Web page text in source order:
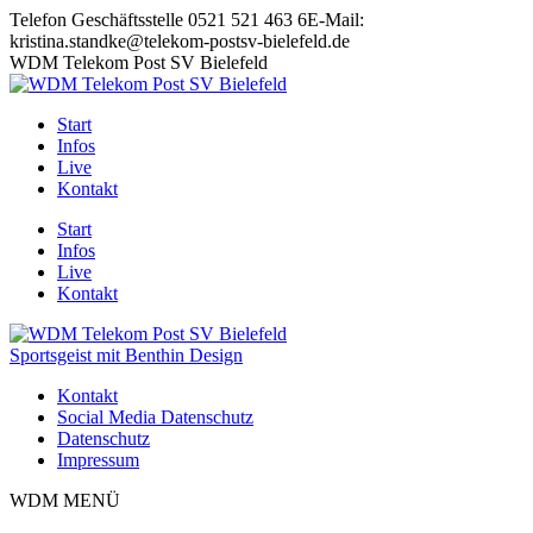
Zum
Inhalt
springen
Telefon Geschäftsstelle 0521 521 463 6E-Mail:
kristina.standke@telekom-postsv-bielefeld.de
Instagram
page
new
window
YouTube
page
new
window
WDM Telekom Post SV Bielefeld
Start
Infos
Live
Kontakt
Start
Infos
Live
Kontakt
Sportsgeist mit Benthin Design
Kontakt
Social Media Datenschutz
Datenschutz
Impressum
WDM MENÜ